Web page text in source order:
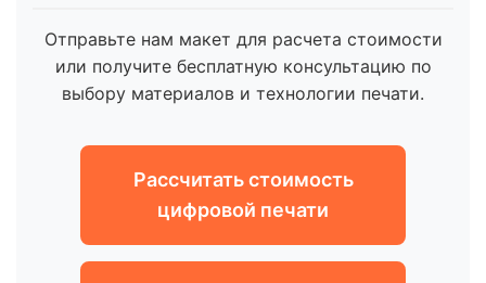
Отправьте нам макет для расчета стоимости
или получите бесплатную консультацию по
выбору материалов и технологии печати.
Рассчитать стоимость
цифровой печати